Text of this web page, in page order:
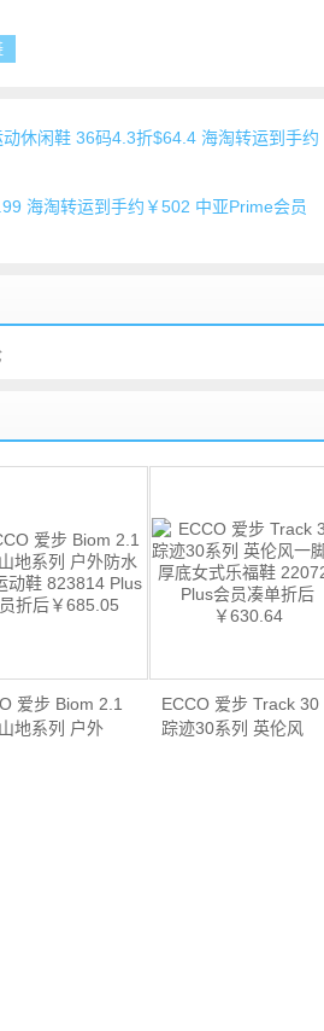
休闲鞋 36码4.3折$64.4 海淘转运到手约
海淘转运到手约￥502 中亚Prime会员
爱步 Biom 2.1
地系列 户外
ECCO 爱步 Track 30
踪迹30系列 英伦风